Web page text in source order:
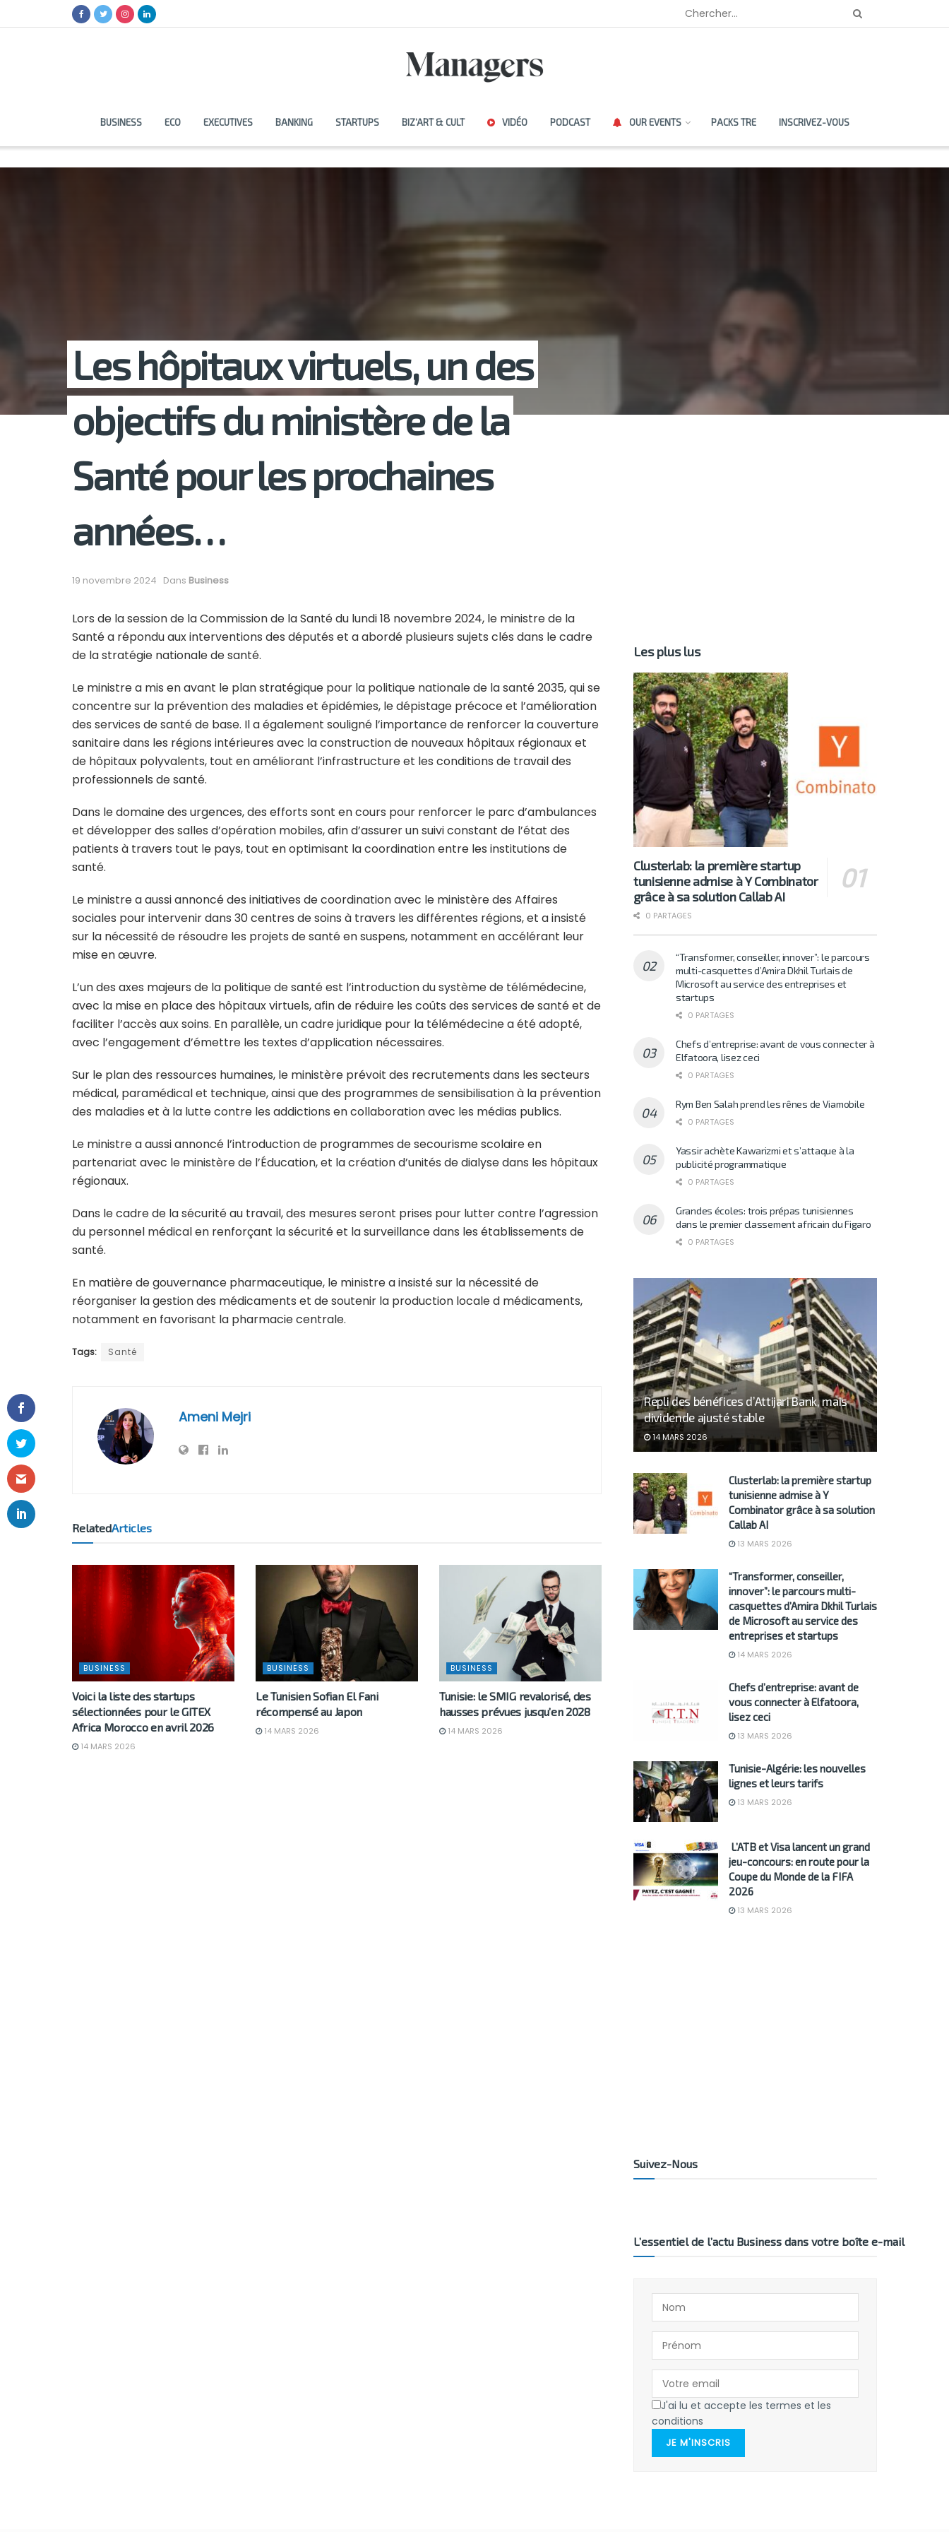
BUSINESS ECO EXECUTIVES BANKING STARTUPS BIZ’ART & CULT VIDÉO PODCAST OUR EVENTS PACKS TRE INSCRIVEZ-VOUS
Les hôpitaux virtuels, un des
objectifs du ministère de la
Santé pour les prochaines
années…
19 novembre 2024 Dans Business
Lors de la session de la Commission de la Santé du lundi 18 novembre 2024, le ministre de la
Santé a répondu aux interventions des députés et a abordé plusieurs sujets clés dans le cadre
de la stratégie nationale de santé.
Le ministre a mis en avant le plan stratégique pour la politique nationale de la santé 2035, qui se
concentre sur la prévention des maladies et épidémies, le dépistage précoce et l’amélioration
des services de santé de base. Il a également souligné l’importance de renforcer la couverture
sanitaire dans les régions intérieures avec la construction de nouveaux hôpitaux régionaux et
de hôpitaux polyvalents, tout en améliorant l’infrastructure et les conditions de travail des
professionnels de santé.
Dans le domaine des urgences, des efforts sont en cours pour renforcer le parc d’ambulances
et développer des salles d’opération mobiles, afin d’assurer un suivi constant de l’état des
patients à travers tout le pays, tout en optimisant la coordination entre les institutions de
santé.
Le ministre a aussi annoncé des initiatives de coordination avec le ministère des Affaires
sociales pour intervenir dans 30 centres de soins à travers les différentes régions, et a insisté
sur la nécessité de résoudre les projets de santé en suspens, notamment en accélérant leur
mise en œuvre.
L’un des axes majeurs de la politique de santé est l’introduction du système de télémédecine,
avec la mise en place des hôpitaux virtuels, afin de réduire les coûts des services de santé et de
faciliter l’accès aux soins. En parallèle, un cadre juridique pour la télémédecine a été adopté,
avec l’engagement d’émettre les textes d’application nécessaires.
Sur le plan des ressources humaines, le ministère prévoit des recrutements dans les secteurs
médical, paramédical et technique, ainsi que des programmes de sensibilisation à la prévention
des maladies et à la lutte contre les addictions en collaboration avec les médias publics.
Le ministre a aussi annoncé l’introduction de programmes de secourisme scolaire en
partenariat avec le ministère de l’Éducation, et la création d’unités de dialyse dans les hôpitaux
régionaux.
Dans le cadre de la sécurité au travail, des mesures seront prises pour lutter contre l’agression
du personnel médical en renforçant la sécurité et la surveillance dans les établissements de
santé.
En matière de gouvernance pharmaceutique, le ministre a insisté sur la nécessité de
réorganiser la gestion des médicaments et de soutenir la production locale d médicaments,
notamment en favorisant la pharmacie centrale.
Tags: Santé
Ameni Mejri
RelatedArticles
BUSINESS
Voici la liste des startups
sélectionnées pour le GITEX
Africa Morocco en avril 2026
14 MARS 2026
BUSINESS
Le Tunisien Sofian El Fani
récompensé au Japon
14 MARS 2026
BUSINESS
Tunisie: le SMIG revalorisé, des
hausses prévues jusqu’en 2028
14 MARS 2026
Les plus lus
Clusterlab: la première startup
tunisienne admise à Y Combinator
grâce à sa solution Callab AI
0 PARTAGES
“Transformer, conseiller, innover”: le parcours
multi-casquettes d’Amira Dkhil Turlais de
Microsoft au service des entreprises et
startups
0 PARTAGES
Chefs d’entreprise: avant de vous connecter à
Elfatoora, lisez ceci
0 PARTAGES
Rym Ben Salah prend les rênes de Viamobile
0 PARTAGES
Yassir achète Kawarizmi et s’attaque à la
publicité programmatique
0 PARTAGES
Grandes écoles: trois prépas tunisiennes
dans le premier classement africain du Figaro
0 PARTAGES
Repli des bénéfices d’Attijari Bank, mais
dividende ajusté stable
14 MARS 2026
Clusterlab: la première startup
tunisienne admise à Y
Combinator grâce à sa solution
Callab AI
13 MARS 2026
“Transformer, conseiller,
innover”: le parcours multi-
casquettes d’Amira Dkhil Turlais
de Microsoft au service des
entreprises et startups
14 MARS 2026
Chefs d’entreprise: avant de
vous connecter à Elfatoora,
lisez ceci
13 MARS 2026
Tunisie-Algérie: les nouvelles
lignes et leurs tarifs
13 MARS 2026
L’ATB et Visa lancent un grand
jeu-concours: en route pour la
Coupe du Monde de la FIFA
2026
13 MARS 2026
Suivez-Nous
L’essentiel de l’actu Business dans votre boîte e-mail
J'ai lu et accepte les termes et les
conditions
JE M'INSCRIS